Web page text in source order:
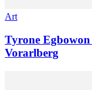
Art
Tyrone
Vorarlberg